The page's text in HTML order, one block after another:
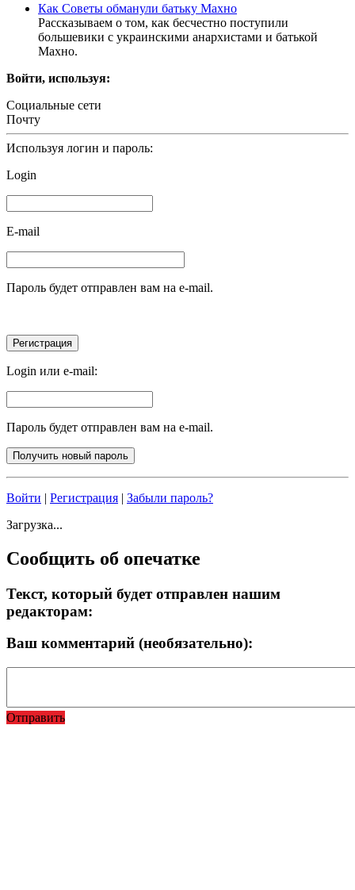
Как Советы обманули батьку Махно
Рассказываем о том, как бесчестно поступили
большевики с украинскими анархистами и батькой
Махно.
Войти, используя:
Социальные сети
Почту
Используя логин и пароль:
Login
E-mail
Пароль будет отправлен вам на e-mail.
Login или e-mail:
Пароль будет отправлен вам на e-mail.
Войти | Регистрация | Забыли пароль?
Загрузка...
Сообщить об опечатке
Текст, который будет отправлен нашим
редакторам:
Ваш комментарий (необязательно):
Отправить